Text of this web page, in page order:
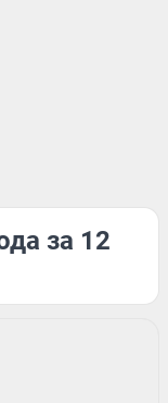
за 12